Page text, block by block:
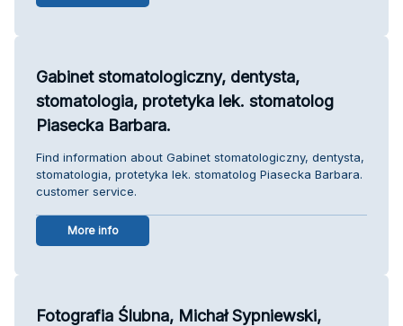
Gabinet stomatologiczny, dentysta,
stomatologia, protetyka lek. stomatolog
Piasecka Barbara.
Find information about Gabinet stomatologiczny, dentysta,
stomatologia, protetyka lek. stomatolog Piasecka Barbara.
customer service.
More info
Fotografia Ślubna, Michał Sypniewski,